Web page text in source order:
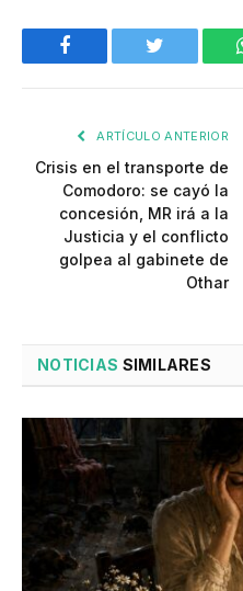
Facebook Twitter
ARTÍCULO ANTERIOR
Crisis en el transporte de
Comodoro: se cayó la
concesión, MR irá a la
Justicia y el conflicto
golpea al gabinete de
Othar
NOTICIAS SIMILARES